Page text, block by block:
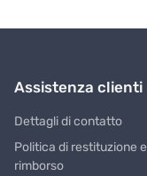
Assistenza clienti
Dettagli di contatto
Politica di restituzione e
rimborso